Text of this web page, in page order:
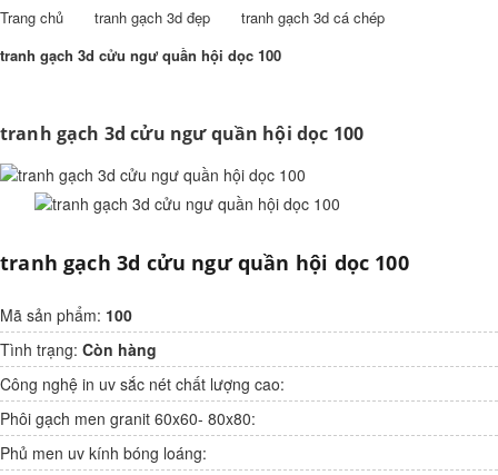
Trang chủ tranh gạch 3d đẹp
tranh gạch 3d cá chép
tranh gạch 3d cửu ngư quần hội dọc 100
tranh gạch 3d cửu ngư quần hội dọc 100
tranh gạch 3d cửu ngư quần hội dọc 100
Mã sản phẩm: 100
Tình trạng: Còn hàng
Công nghệ in uv sắc nét chất lượng cao:
Phôi gạch men granit 60x60- 80x80:
Phủ men uv kính bóng loáng: